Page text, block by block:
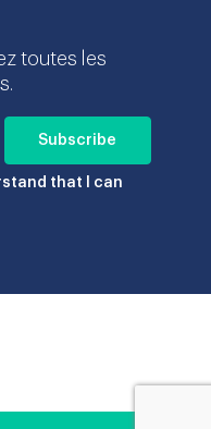
toutes les
that I can